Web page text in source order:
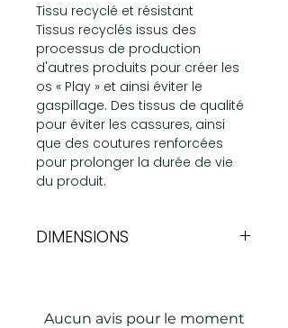
Tissu recyclé et résistant
Tissus recyclés issus des
processus de production
d'autres produits pour créer les
os « Play » et ainsi éviter le
gaspillage. Des tissus de qualité
pour éviter les cassures, ainsi
que des coutures renforcées
pour prolonger la durée de vie
du produit.
DIMENSIONS
Aucun avis pour le moment